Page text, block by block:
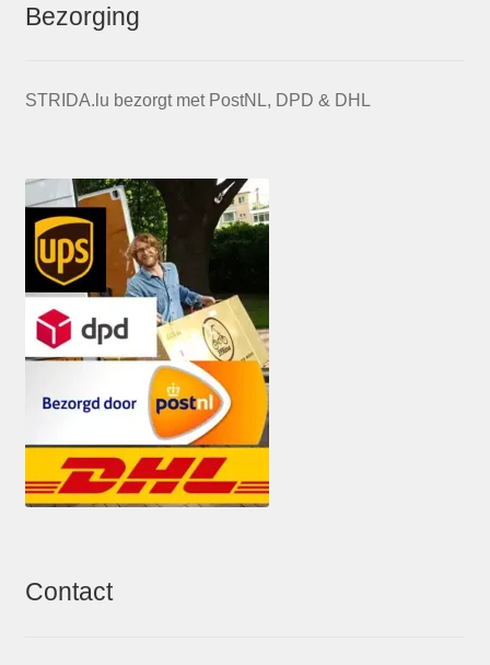
Bezorging
STRIDA.lu bezorgt met PostNL, DPD & DHL
Contact